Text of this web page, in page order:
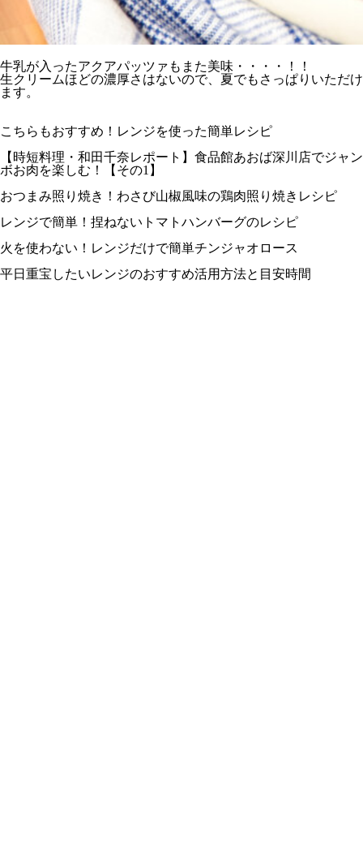
牛乳が入ったアクアパッツァもまた美味・・・・！！
生クリームほどの濃厚さはないので、夏でもさっぱりいただけ
ます。
こちらもおすすめ！レンジを使った簡単レシピ
【時短料理・和田千奈レポート】食品館あおば深川店でジャン
ボお肉を楽しむ！【その1】
おつまみ照り焼き！わさび山椒風味の鶏肉照り焼きレシピ
レンジで簡単！捏ねないトマトハンバーグのレシピ
火を使わない！レンジだけで簡単チンジャオロース
平日重宝したいレンジのおすすめ活用方法と目安時間